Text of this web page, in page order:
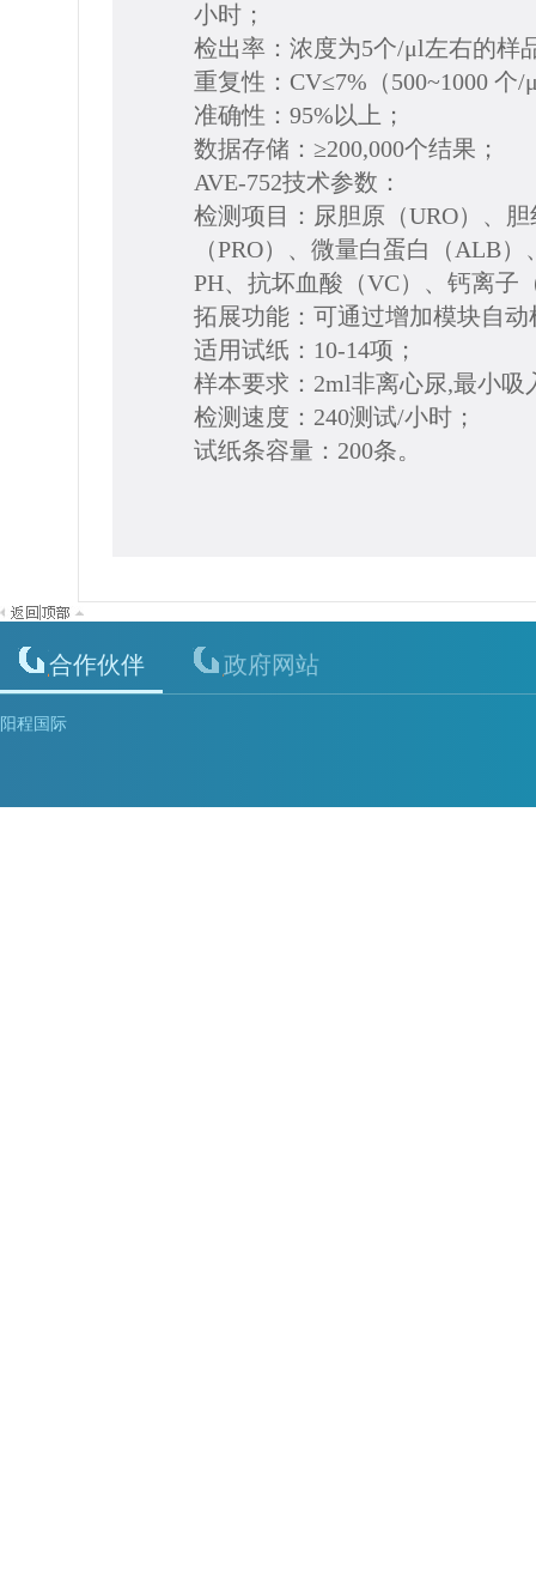
小时；
检出率：浓度为5个/μl左右的样
重复性：CV≤7%（500~1000 个/
准确性：95%以上；
数据存储：≥200,000个结果；
AVE-752技术参数：
检测项目：尿胆原（URO）、
（PRO）、微量白蛋白（ALB
PH、抗坏血酸（VC）、钙离子
拓展功能：可通过增加模块自
适用试纸：10-14项；
样本要求：2ml非离心尿,最小吸
检测速度：240测试/小时；
试纸条容量：200条。
合作伙伴 政府网站
阳程国际